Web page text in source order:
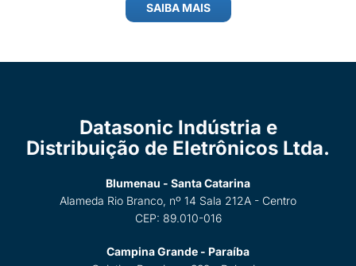
SAIBA MAIS
Datasonic Indústria e
Distribuição de Eletrônicos Ltda.
Blumenau - Santa Catarina
Alameda Rio Branco, nº 14 Sala 212A - Centro
CEP: 89.010-016
Campina Grande - Paraíba